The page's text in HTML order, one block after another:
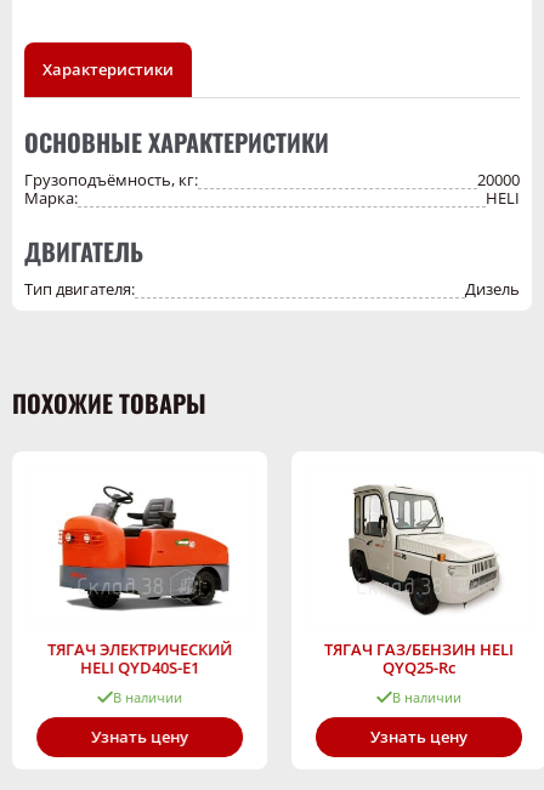
кабины) 3320 | 3400 | 3320 | 3400 кг гарантирует устойчивость
при работе с грузом. Техника соответствует требованиям
надежности и безопасности для складской техники и подходит
для предприятий, занимающихся логистикой и хранением
Характеристики
ОСНОВНЫЕ ХАРАКТЕРИСТИКИ
Грузоподъёмность, кг:
20000
Марка:
HELI
ДВИГАТЕЛЬ
Тип двигателя: Дизель
ПОХОЖИЕ ТОВАРЫ
ТЯГАЧ ЭЛЕКТРИЧЕСКИЙ
HELI QYD40S-E1
В наличии
Узнать цену
ТЯГАЧ ГАЗ/БЕНЗИН HELI
QYQ25-Rc
В наличии
Узнать цену